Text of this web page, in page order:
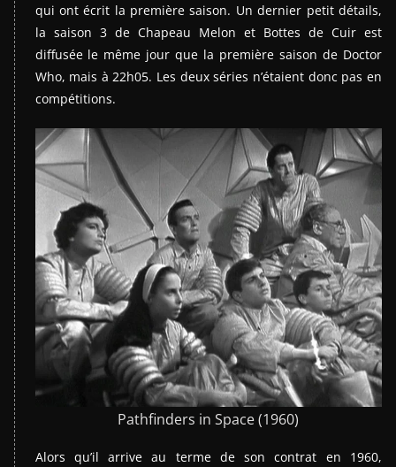
qui ont écrit la première saison. Un dernier petit détails,
la saison 3 de Chapeau Melon et Bottes de Cuir est
diffusée le même jour que la première saison de Doctor
Who, mais à 22h05. Les deux séries n’étaient donc pas en
compétitions.
Pathfinders in Space (1960)
Alors qu’il arrive au terme de son contrat en 1960,